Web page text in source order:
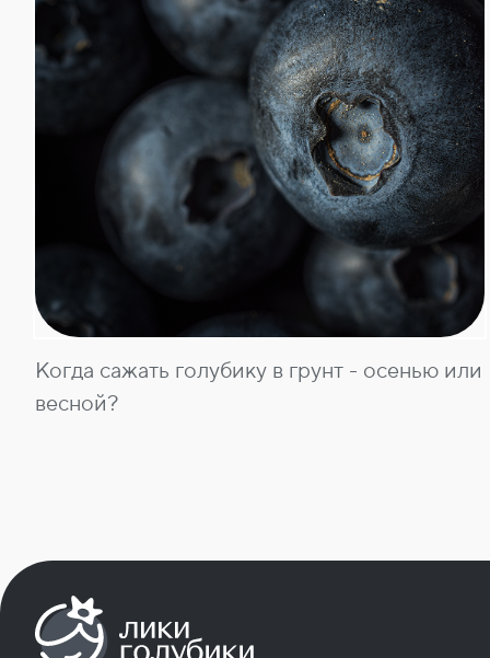
Когда сажать голубику в грунт - осенью или
весной?
Получить
приглашение
в гости